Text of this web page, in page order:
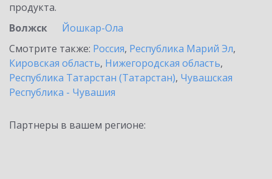
продукта.
Волжск
Йошкар-Ола
Смотрите также: Россия, Республика Марий Эл,
Кировская область, Нижегородская область,
Республика Татарстан (Татарстан), Чувашская
Республика - Чувашия
Партнеры в вашем регионе: